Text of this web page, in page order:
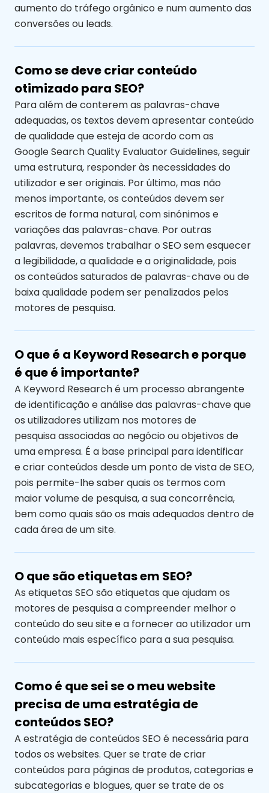
aumento do tráfego orgânico e num aumento das
conversões ou leads.
Como se deve criar conteúdo
otimizado para SEO?
Para além de conterem as palavras-chave
adequadas, os textos devem apresentar conteúdo
de qualidade que esteja de acordo com as
Google Search Quality Evaluator Guidelines,seguir
uma estrutura, responder às necessidades do
utilizador e ser originais. Por último, mas não
menos importante, os conteúdos devem ser
escritos de forma natural, com sinónimos e
variações das palavras-chave. Por outras
palavras, devemos trabalhar o SEO sem esquecer
a legibilidade, a qualidade e a originalidade, pois
os conteúdos saturados de palavras-chaveou de
baixa qualidade podem ser penalizados pelos
motores de pesquisa.
O que é a Keyword Research e porque
é que é importante?
A Keyword Researché um processo abrangente
de identificação e análise das palavras-chave que
os utilizadores utilizam nos motores de
pesquisaassociadas ao negócio ou objetivos de
uma empresa. É a base principal paraidentificar
ecriar conteúdos desde um ponto de vista de SEO,
pois permite-lhe saber quais os termos com
maior volume de pesquisa, a suaconcorrência,
bem como quais são os mais adequados dentro de
cada área de um site.
O que são etiquetas em SEO?
As etiquetas SEO são etiquetas que ajudam os
motores de pesquisa a compreender melhor o
conteúdo do seu site e a fornecer ao utilizador um
conteúdo mais específico para a sua pesquisa.
Como é que sei se o meu website
precisa de uma estratégia de
conteúdos SEO?
A estratégia de conteúdos SEO é necessária para
todos os websites. Quer se trate de criar
conteúdos para páginas de produtos, categorias e
subcategorias e blogues, quer se trate de os